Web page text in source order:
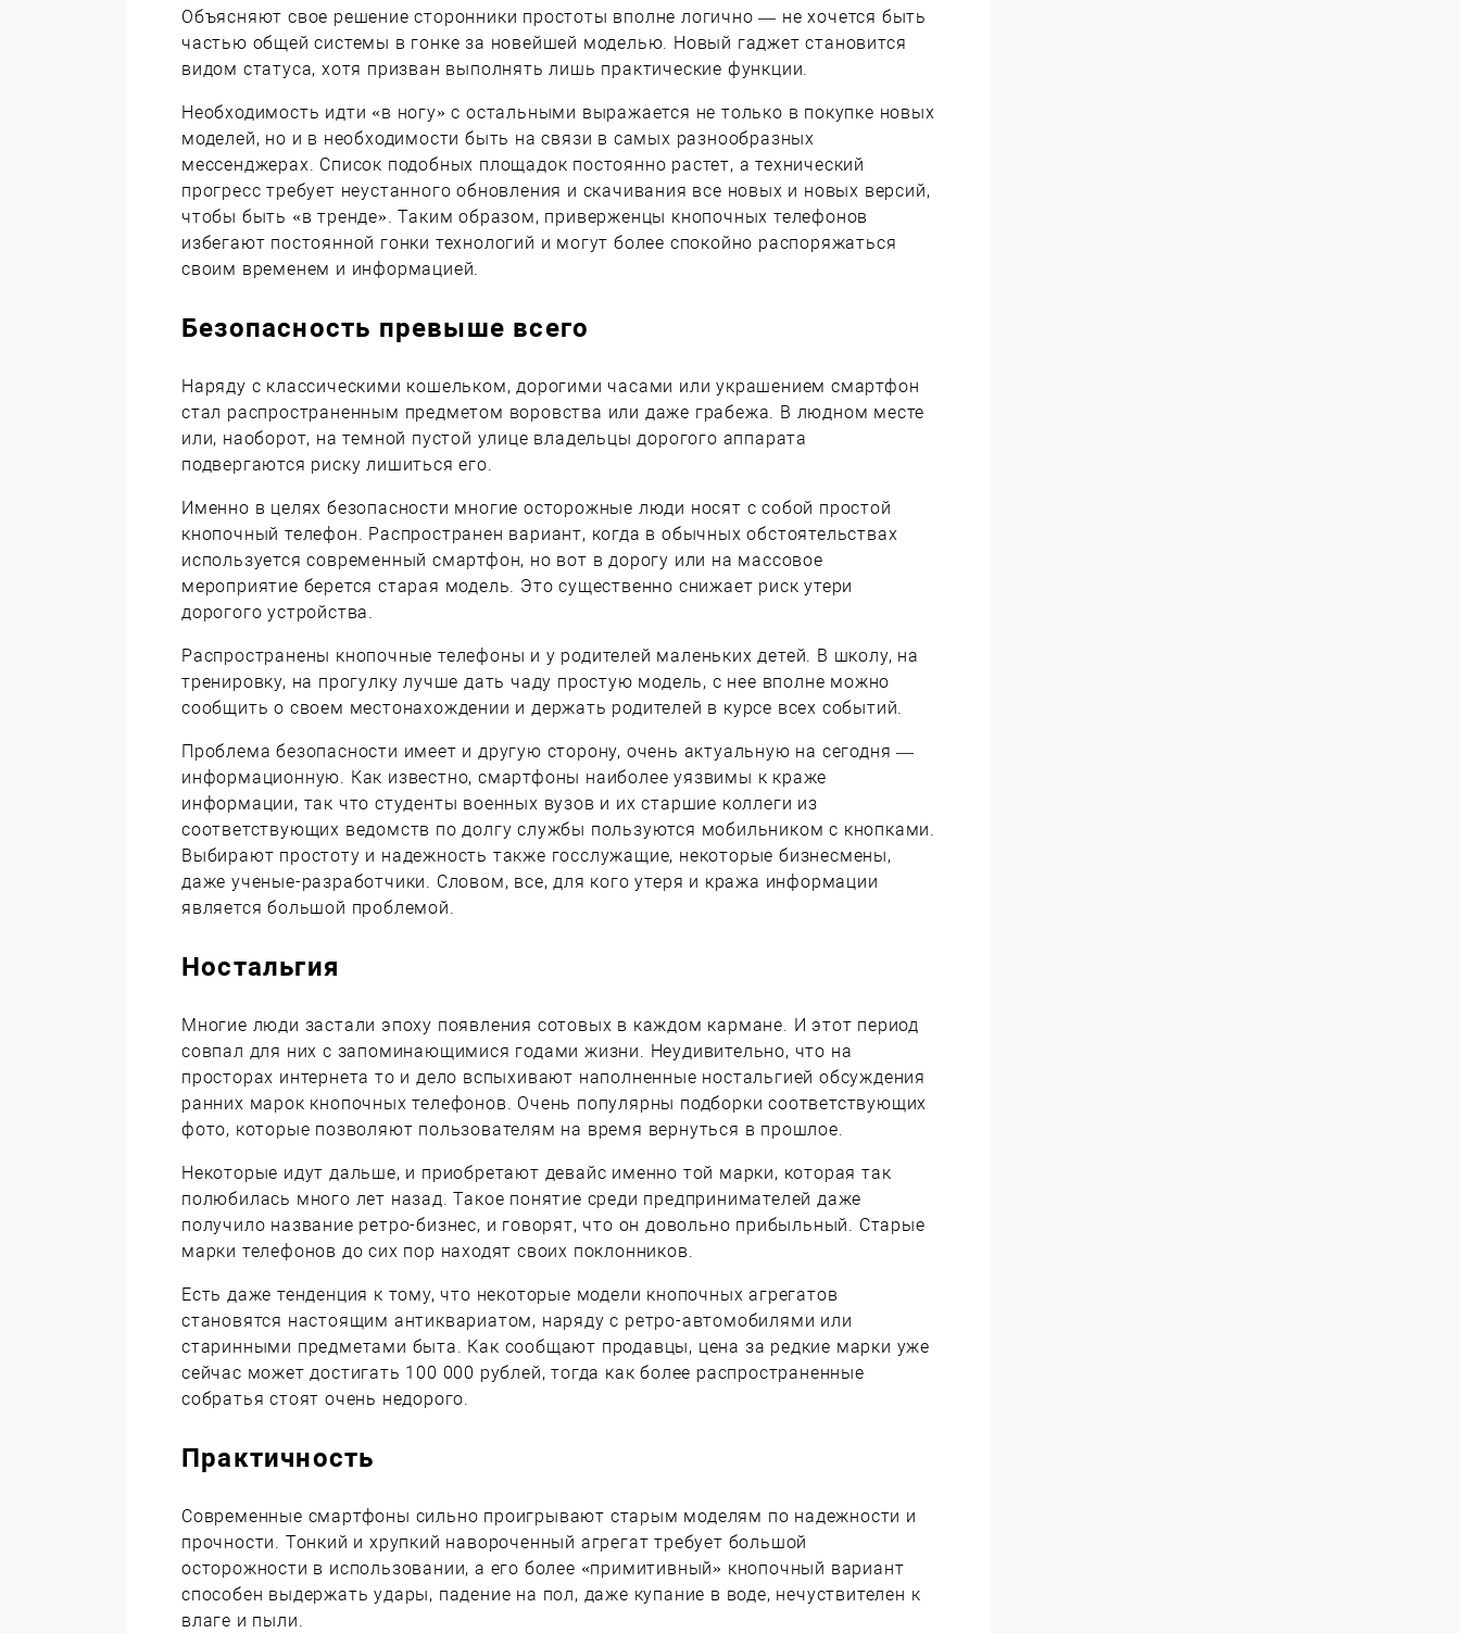
Объясняют свое решение сторонники простоты вполне логично — не хочется быть
частью общей системы в гонке за новейшей моделью. Новый гаджет становится
видом статуса, хотя призван выполнять лишь практические функции.
Необходимость идти «в ногу» с остальными выражается не только в покупке новых
моделей, но и в необходимости быть на связи в самых разнообразных
мессенджерах. Список подобных площадок постоянно растет, а технический
прогресс требует неустанного обновления и скачивания все новых и новых версий,
чтобы быть «в тренде». Таким образом, приверженцы кнопочных телефонов
избегают постоянной гонки технологий и могут более спокойно распоряжаться
своим временем и информацией.
Безопасность превыше всего
Наряду с классическими кошельком, дорогими часами или украшением смартфон
стал распространенным предметом воровства или даже грабежа. В людном месте
или, наоборот, на темной пустой улице владельцы дорогого аппарата
подвергаются риску лишиться его.
Именно в целях безопасности многие осторожные люди носят с собой простой
кнопочный телефон. Распространен вариант, когда в обычных обстоятельствах
используется современный смартфон, но вот в дорогу или на массовое
мероприятие берется старая модель. Это существенно снижает риск утери
дорогого устройства.
Распространены кнопочные телефоны и у родителей маленьких детей. В школу, на
тренировку, на прогулку лучше дать чаду простую модель, с нее вполне можно
сообщить о своем местонахождении и держать родителей в курсе всех событий.
Проблема безопасности имеет и другую сторону, очень актуальную на сегодня —
информационную. Как известно, смартфоны наиболее уязвимы к краже
информации, так что студенты военных вузов и их старшие коллеги из
соответствующих ведомств по долгу службы пользуются мобильником с кнопками.
Выбирают простоту и надежность также госслужащие, некоторые бизнесмены,
даже ученые-разработчики. Словом, все, для кого утеря и кража информации
является большой проблемой.
Ностальгия
Многие люди застали эпоху появления сотовых в каждом кармане. И этот период
совпал для них с запоминающимися годами жизни. Неудивительно, что на
просторах интернета то и дело вспыхивают наполненные ностальгией обсуждения
ранних марок кнопочных телефонов. Очень популярны подборки соответствующих
фото, которые позволяют пользователям на время вернуться в прошлое.
Некоторые идут дальше, и приобретают девайс именно той марки, которая так
полюбилась много лет назад. Такое понятие среди предпринимателей даже
получило название ретро-бизнес, и говорят, что он довольно прибыльный. Старые
марки телефонов до сих пор находят своих поклонников.
Есть даже тенденция к тому, что некоторые модели кнопочных агрегатов
становятся настоящим антиквариатом, наряду с ретро-автомобилями или
старинными предметами быта. Как сообщают продавцы, цена за редкие марки уже
сейчас может достигать 100 000 рублей, тогда как более распространенные
собратья стоят очень недорого.
Практичность
Современные смартфоны сильно проигрывают старым моделям по надежности и
прочности. Тонкий и хрупкий навороченный агрегат требует большой
осторожности в использовании, а его более «примитивный» кнопочный вариант
способен выдержать удары, падение на пол, даже купание в воде, нечуствителен к
влаге и пыли.